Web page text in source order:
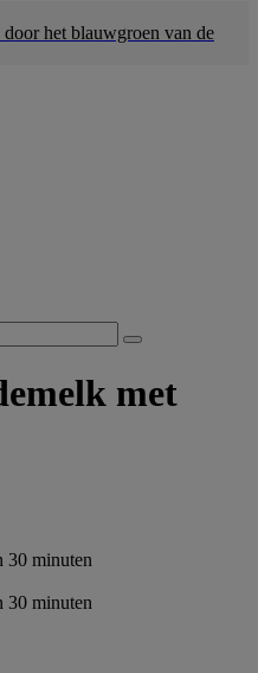
het blauwgroen van de
met
30 minuten
30 minuten